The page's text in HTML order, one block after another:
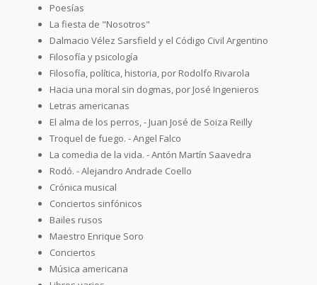
Poesías
La fiesta de "Nosotros"
Dalmacio Vélez Sarsfield y el Código Civil Argentino
Filosofía y psicología
Filosofía, política, historia, por Rodolfo Rivarola
Hacia una moral sin dogmas, por José Ingenieros
Letras americanas
El alma de los perros, - Juan José de Soiza Reilly
Troquel de fuego. - Angel Falco
La comedia de la vida. - Antón Martín Saavedra
Rodó. - Alejandro Andrade Coello
Crónica musical
Conciertos sinfónicos
Bailes rusos
Maestro Enrique Soro
Conciertos
Música americana